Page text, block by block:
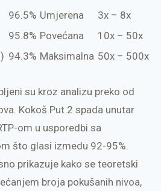
96.5% Umjerena
3x – 8x
95.8% Povećana
10x – 50x
94.3% Maksimalna 50x – 500x
su kroz analizu preko od
Kokoš Put 2 spada unutar
om u usporedbi sa
što glasi izmedu 92-95%.
prikazuje kako se teoretski
broja pokušanih nivoa,